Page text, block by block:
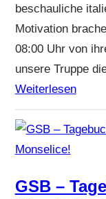
beschauliche
Motivation
08:00 Uhr von
unsere Truppe
Weiterlesen
GSB –